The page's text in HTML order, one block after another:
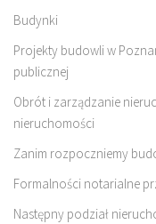
Budynki
Projekty budowli w
publicznej
Obrót i zarządzanie
nieruchomości
Zanim rozpoczniemy
Formalności notarialne
Następny podział